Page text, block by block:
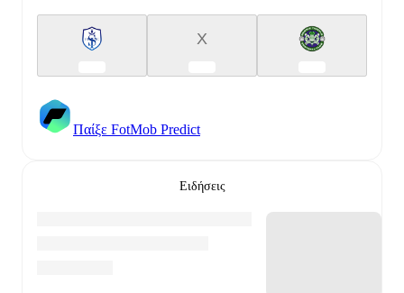
X
Παίξε FotMob Predict
Ειδήσεις